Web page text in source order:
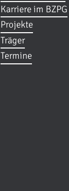
Karriere im BZPG
Projekte
Träger
Termine